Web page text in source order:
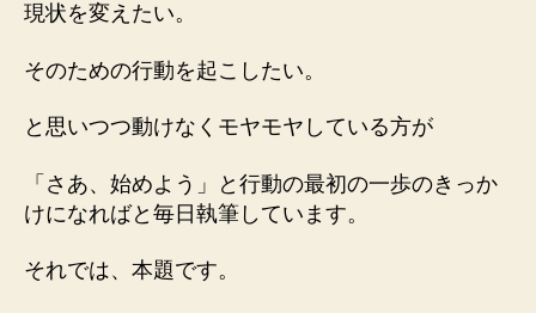
「論
の
脱」
の
現状を変えたい。
そのための行動を起こしたい。
と思いつつ動けなくモヤモヤしている方が
「さあ、始めよう」と行動の最初の一歩のきっか
けになればと毎日執筆しています。
それでは、本題です。